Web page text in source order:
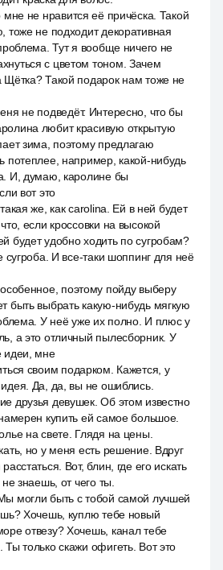
не нравится её причёска. Такой
тоже не подходит декоративная
Тут я вообще ничего не
с цветом тоном. Зачем
Щётка? Такой подарок нам тоже не
не подведёт. Интересно, что бы
любит красивую открытую
зима, поэтому предлагаю
потеплее, например, какой-нибудь
И, думаю, каролине бы
вот это
же, как carolina. Ей в ней будет
если кроссовки на высокой
будет удобно ходить по сугробам?
сугроба. И все-таки шоппинг для неё
поэтому пойду выберу
быть выбрать какую-нибудь мягкую
У неё уже их полно. И плюс у
а это отличный пылесборник. У
идеи, мне
своим подарком. Кажется, у
Да, да, вы не ошиблись.
друзья девушек. Об этом известно
купить ей самое большое.
на свете. Глядя на цены.
но у меня есть решение. Вдруг
Вот, блин, где его искать
знаешь, от чего ты.
могли быть с тобой самой лучшей
Хочешь, куплю тебе новый
отвезу? Хочешь, канал тебе
только скажи офигеть. Вот это